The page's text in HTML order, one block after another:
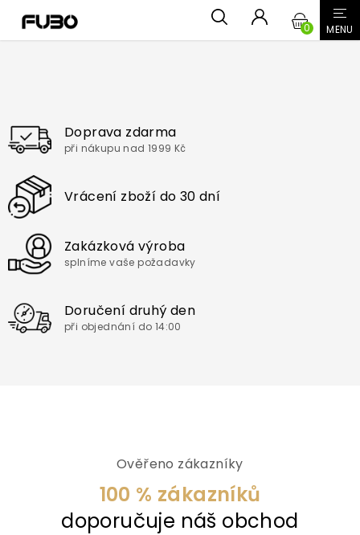
obsah
Doprava zdarma
při nákupu nad 1999 Kč
Vrácení zboží do 30 dní
Zakázková výroba
splníme vaše požadavky
Doručení druhý den
při objednání do 14:00
Ověřeno zákazníky
100 % zákazníků
doporučuje náš obchod